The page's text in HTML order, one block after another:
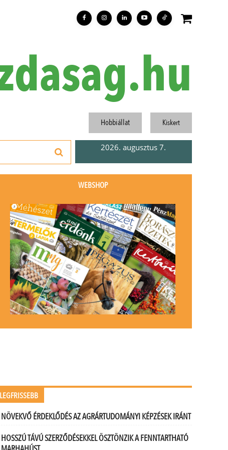
Hobbiállat Kiskert
2026. augusztus 7.
WEBSHOP
LEGFRISSEBB
NÖVEKVŐ ÉRDEKLŐDÉS AZ AGRÁRTUDOMÁNYI KÉPZÉSEK IRÁNT
HOSSZÚ TÁVÚ SZERZŐDÉSEKKEL ÖSZTÖNZIK A FENNTARTHATÓ